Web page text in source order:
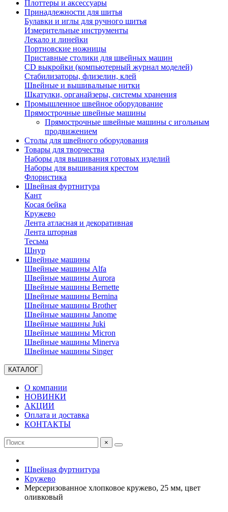
Плоттеры и аксессуары
Принадлежности для шитья
Булавки и иглы для ручного шитья
Измерительные инструменты
Лекало и линейки
Портновские ножницы
Приставные столики для швейных машин
СD выкройки (компьютерный журнал моделей)
Стабилизаторы, флизелин, клей
Швейные и вышивальные нитки
Шкатулки, органайзеры, системы хранения
Промышленное швейное оборудование
Прямострочные швейные машины
Прямострочные швейные машины с игольным
продвижением
Столы для швейного оборудования
Товары для творчества
Наборы для вышивания готовых изделий
Наборы для вышивания крестом
Флористика
Швейная фуртнитура
Кант
Косая бейка
Кружево
Лента aтласная и декоративная
Лента шторная
Тесьма
Шнур
Швейные машины
Швейные машины Alfa
Швейные машины Aurora
Швейные машины Bernette
Швейные машины Bernina
Швейные машины Brother
Швейные машины Janome
Швейные машины Juki
Швейные машины Micron
Швейные машины Minerva
Швейные машины Singer
КАТАЛОГ
О компании
НОВИНКИ
АКЦИИ
Оплата и доставка
КОНТАКТЫ
×
Швейная фуртнитура
Кружево
Мерсеризованное хлопковое кружево, 25 мм, цвет
оливковый